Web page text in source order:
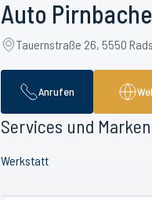
Auto
Tauernstraße 26, 5550
Anrufen
Services und Marken
Werkstatt